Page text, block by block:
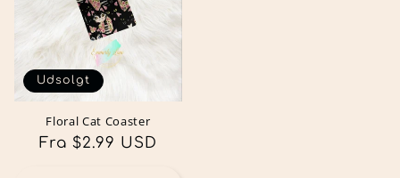
Udsolgt
Floral Cat Coaster
Normalpris
Fra $2.99 USD